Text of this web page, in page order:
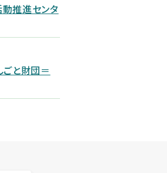
推進センタ
と財団＝